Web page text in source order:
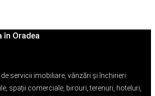
în Oradea
servicii imobiliare, vânzări și închirieri
spații comerciale, birouri, terenuri, hoteluri,